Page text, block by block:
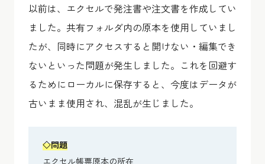
以前は、エクセルで発注書や注文書を作成してい
ました。共有フォルダ内の原本を使用していまし
たが、同時にアクセスすると開けない・編集でき
ないといった問題が発生しました。これを回避す
るためにローカルに保存すると、今度はデータが
古いまま使用され、混乱が生じました。
◇問題
エクセル帳票原本の所在